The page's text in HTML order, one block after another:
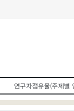
연구자점유율(주제별